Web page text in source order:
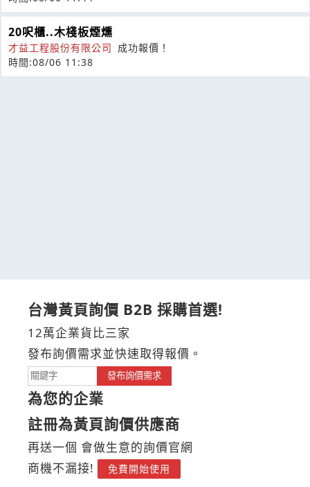
20呎櫃..木棧板煙燻
才益工程股份有限公司 成功報價！
時間:08/06 11:38
台灣黃頁詢價 B2B 採購首選!
12萬企業貨比三家
發布詢價需求並快速取得報價。
發布詢價需求
為您的企業
註冊為黃頁詢價供應商
再送一個 會做生意的詢價官網
商機不漏接!
免費開始使用